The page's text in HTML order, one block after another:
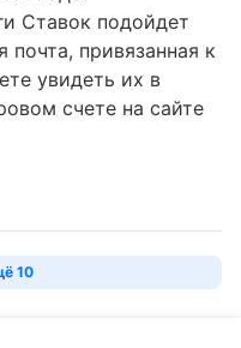
Ставок подойдет
почта, привязанная к
увидеть их в
счете на сайте
10